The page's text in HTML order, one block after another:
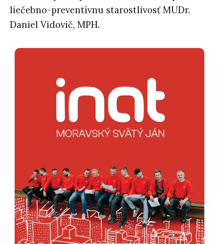
liečebno-preventívnu starostlivosť MUDr.
Daniel Vidovič, MPH.